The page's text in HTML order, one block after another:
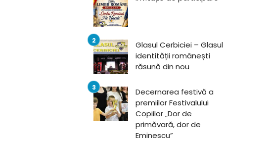
Glasul Cerbiciei – Glasul
identității românești
răsună din nou
Decernarea festivă a
premiilor Festivalului
Copiilor „Dor de
primăvară, dor de
Eminescu”